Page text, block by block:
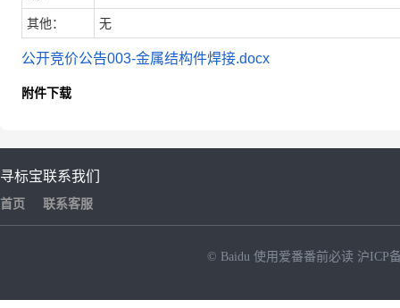
其他： 无
公开竞价公告003-金属结构件焊接.docx
附件下载
寻标宝
首页
联系我们
联系客服
© Baidu 使用爱番番前必读 沪ICP